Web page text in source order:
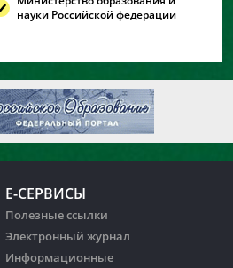
науки Российской федерации
Е-СЕРВИСЫ
Полезные ссылки
Электронный журнал
Информационные